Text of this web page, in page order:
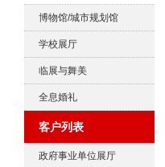
博物馆/城市规划馆
学校展厅
临展与舞美
全息婚礼
客户列表
政府事业单位展厅